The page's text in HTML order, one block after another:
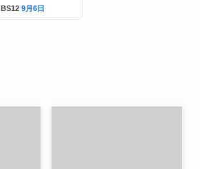
BS12 9月6日